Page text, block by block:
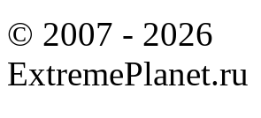
© 2007 - 2026
ExtremePlanet.ru